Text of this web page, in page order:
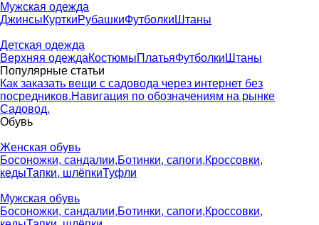
Мужская одежда
ДжинсыКурткиРубашкиФутболки Штаны
Детская одежда
Верхняя одеждаКостюмыПлатьяФутболки Штаны
Популярные статьи
Как заказать вещи с садовода через интернет без
посредников.Навигация по обозначениям на рынке
Садовод.
Обувь
Женская обувь
Босоножки, сандалии,Ботинки, сапоги,Кроссовки,
кедыТапки, шлёпкиТуфли
Мужская обувь
Босоножки, сандалии,Ботинки, сапоги,Кроссовки,